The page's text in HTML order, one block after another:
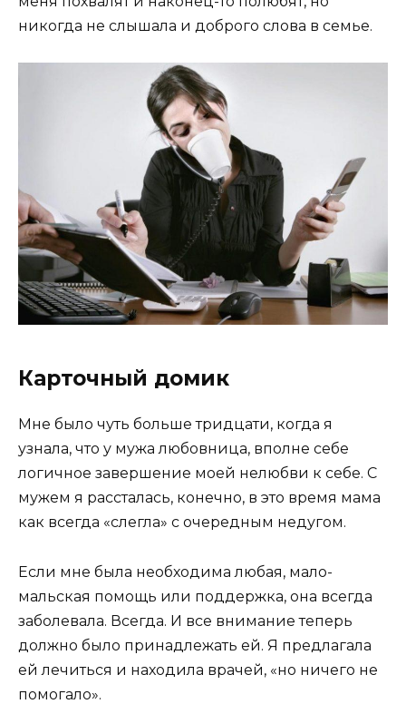
никогда не слышала и доброго слова в семье.
Карточный домик
Мне было чуть больше тридцати, когда я
узнала, что у мужа любовница, вполне себе
логичное завершение моей нелюбви к себе. С
мужем я рассталась, конечно, в это время мама
как всегда «слегла» с очередным недугом.
Если мне была необходима любая, мало-
мальская помощь или поддержка, она всегда
заболевала. Всегда. И все внимание теперь
должно было принадлежать ей. Я предлагала
ей лечиться и находила врачей, «но ничего не
помогало».